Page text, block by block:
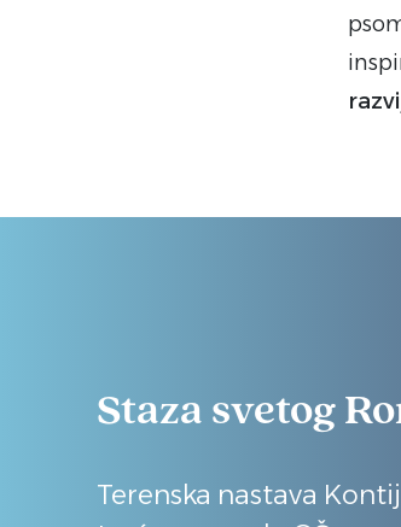
Staza svetog
Terenska nastava Kontija za učenike